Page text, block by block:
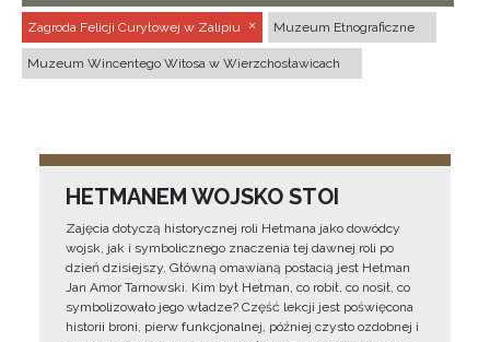
Zagroda Felicji Curyłowej w Zalipiu Muzeum Etnograficzne
Muzeum Wincentego Witosa w Wierzchosławicach
HETMANEM WOJSKO STOI
Zajęcia dotyczą historycznej roli Hetmana jako dowódcy
wojsk, jak i symbolicznego znaczenia tej dawnej roli po
dzień dzisiejszy. Główną omawianą postacią jest Hetman
Jan Amor Tarnowski. Kim był Hetman, co robił, co nosił, co
symbolizowało jego władze? Część lekcji jest poświęcona
historii broni, pierw funkcjonalnej, później czysto ozdobnej i